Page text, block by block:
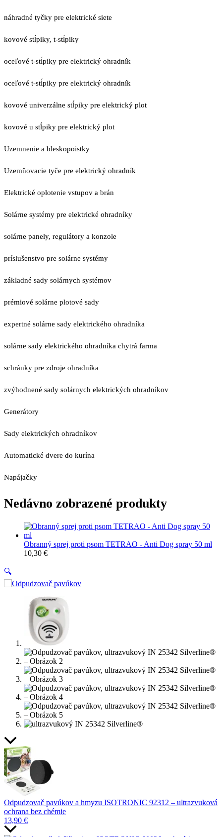
náhradné tyčky pre elektrické siete
kovové stĺpiky, t-stĺpiky
oceľové t-stĺpiky pre elektrický ohradník
oceľové t-stĺpiky pre elektrický ohradník
kovové univerzálne stĺpiky pre elektrický plot
kovové u stĺpiky pre elektrický plot
Uzemnenie a bleskopoistky
Uzemňovacie tyče pre elektrický ohradník
Elektrické oplotenie vstupov a brán
Solárne systémy pre elektrické ohradníky
solárne panely, regulátory a konzole
príslušenstvo pre solárne systémy
základné sady solárnych systémov
prémiové solárne plotové sady
expertné solárne sady elektrického ohradníka
solárne sady elektrického ohradníka chytrá farma
schránky pre zdroje ohradníka
zvýhodnené sady solárnych elektrických ohradníkov
Generátory
Sady elektrických ohradníkov
Automatické dvere do kurína
Napájačky
Nedávno zobrazené produkty
Obranný sprej proti psom TETRAO - Anti Dog spray 50 ml
10,30 €
🔍
Odpudzovač pavúkov a hmyzu ISOTRONIC 92312 – ultrazvuková
ochrana bez chémie
13,90 €